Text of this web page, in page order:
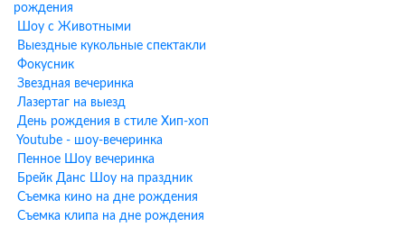
Выбранный костюм персонажа с профессиональным
аниматором
Моделирование фигурок из шариков-колбасок в подарок
каждому гостю
Мини-шоу мыльных пузырей (включая гигантские пузыри)
Аквагрим для всех детей (при заказе программы от 1,5 часов)
Музыкальное сопровождение и танцы
Поздравление именинника
Дополнительные шоу-
программы к анимации у метро
рождения
Шоу с Животными
Выездные кукольные спектакли
Фокусник
Звездная вечеринка
Лазертаг на выезд
День рождения в стиле Хип-хоп
Youtube - шоу-вечеринка
Пенное Шоу вечеринка
Брейк Данс Шоу на праздник
Съемка кино на дне рождения
Съемка клипа на дне рождения